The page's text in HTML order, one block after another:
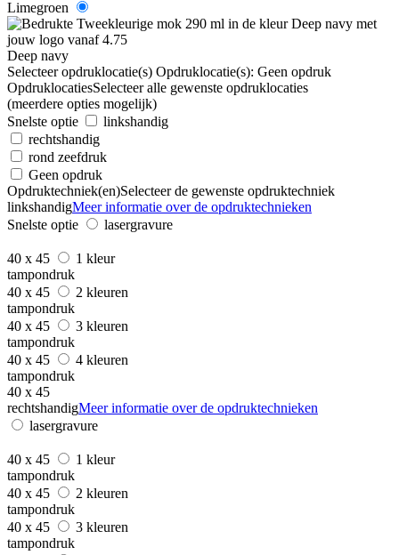
Limegroen
Deep navy
Selecteer opdruklocatie(s) Opdruklocatie(s): Geen opdruk
OpdruklocatiesSelecteer alle gewenste opdruklocaties
(meerdere opties mogelijk)
Snelste optie
linkshandig
rechtshandig
rond zeefdruk
Geen opdruk
Opdruktechniek(en)Selecteer de gewenste opdruktechniek
linkshandigMeer informatie over de opdruktechnieken
Snelste optie
lasergravure
40 x 45
1 kleur
tampondruk
40 x 45
2 kleuren
tampondruk
40 x 45
3 kleuren
tampondruk
40 x 45
4 kleuren
tampondruk
40 x 45
rechtshandigMeer informatie over de opdruktechnieken
lasergravure
40 x 45
1 kleur
tampondruk
40 x 45
2 kleuren
tampondruk
40 x 45
3 kleuren
tampondruk